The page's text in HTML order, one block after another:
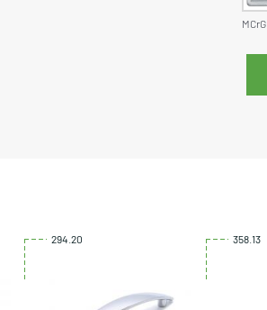
MCrG
294.20 358.13